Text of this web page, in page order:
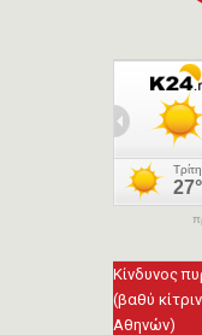
Κίνδυνος
(βαθύ
Αθηνών)